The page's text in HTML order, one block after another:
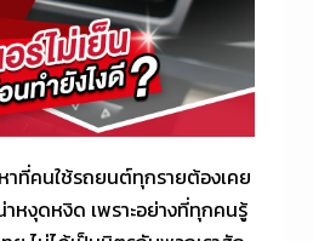
าที่คนใช้รถยนต์ทุกรายต้องเคย
าหงุดหงิด เพราะอย่างที่ทุกคนรู้